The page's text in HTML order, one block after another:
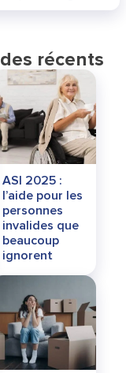
récents
ASI 2025 :
l’aide pour les
personnes
invalides que
beaucoup
ignorent